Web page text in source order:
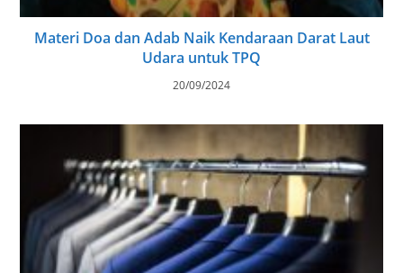
Materi Doa dan Adab Naik Kendaraan Darat Laut
Udara untuk TPQ
20/09/2024